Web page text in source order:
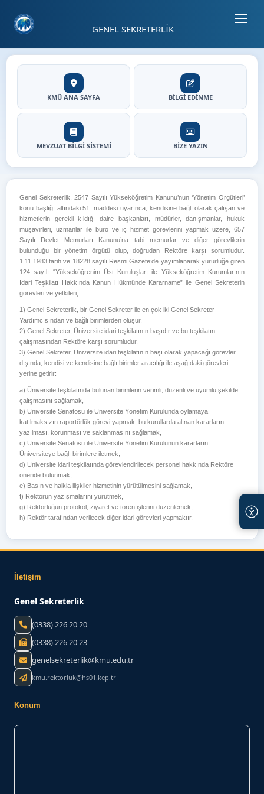
GENEL SEKRETERLİK
Genel Sekreterlik - Ana
⏸ 02
Hızlı Erişim
KMÜ ANA SAYFA BİLGİ EDİNME
MEVZUAT BİLGİ SİSTEMİ BİZE YAZIN
Açıklama
Genel Sekreterlik, 2547 Sayılı Yükseköğretim Kanunu’nun ‘Yönetim Örgütleri’
konu başlığı altındaki 51. maddesi uyarınca, kendisine bağlı olarak çalışan ve
hizmetlerin gerekli kıldığı daire başkanları, müdürler, danışmanlar, hukuk
müşavirleri, uzmanlar ile büro ve iç hizmet görevlerini yapmak üzere, 657
Sayılı Devlet Memurları Kanunu’na tabi memurlar ve diğer görevlilerin
bulunduğu bir yönetim örgütü olup, doğrudan Rektöre karşı sorumludur.
1.11.1983 tarih ve 18228 sayılı Resmi Gazete’de yayımlanarak yürürlüğe giren
124 sayılı “Yükseköğrenim Üst Kuruluşları ile Yükseköğretim Kurumlarının
İdari Teşkilatı Hakkında Kanun Hükmünde Kararname” ile Genel Sekreterin
görevleri ve yetkileri;
1) Genel Sekreterlik, bir Genel Sekreter ile en çok iki Genel Sekreter
Yardımcısından ve bağlı birimlerden oluşur.
2) Genel Sekreter, Üniversite idari teşkilatının başıdır ve bu teşkilatın
çalışmasından Rektöre karşı sorumludur.
3) Genel Sekreter, Üniversite idari teşkilatının başı olarak yapacağı görevler
dışında, kendisi ve kendisine bağlı birimler aracılığı ile aşağıdaki görevleri
yerine getirir:
a) Üniversite teşkilatında bulunan birimlerin verimli, düzenli ve uyumlu şekilde
çalışmasını sağlamak,
b) Üniversite Senatosu ile Üniversite Yönetim Kurulunda oylamaya
katılmaksızın raportörlük görevi yapmak; bu kurullarda alınan kararların
yazılması, korunması ve saklanmasını sağlamak,
c) Üniversite Senatosu ile Üniversite Yönetim Kurulunun kararlarını
Üniversiteye bağlı birimlere iletmek,
d) Üniversite idari teşkilatında görevlendirilecek personel hakkında Rektöre
öneride bulunmak,
e) Basın ve halkla ilişkiler hizmetinin yürütülmesini sağlamak,
f) Rektörün yazışmalarını yürütmek,
g) Rektörlüğün protokol, ziyaret ve tören işlerini düzenlemek,
h) Rektör tarafından verilecek diğer idari görevleri yapmaktır.
İletişim
Genel Sekreterlik
(0338) 226 20 20
(0338) 226 20 23
genelsekreterlik@kmu.edu.tr
kmu.rektorluk@hs01.kep.tr
Konum